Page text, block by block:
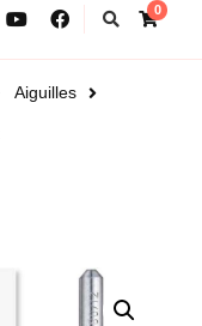
0
Aiguilles